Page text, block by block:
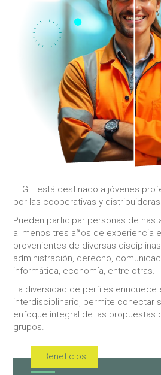
El GIF está destinado a jóvenes
por las cooperativas y distribuidoras
Pueden participar personas de
al menos tres años de experiencia
provenientes de diversas
administración, derecho,
informática, economía, entre otras.
La diversidad de perfiles enriquece
interdisciplinario, permite conectar
enfoque integral de las propuestas
grupos.
Beneficios